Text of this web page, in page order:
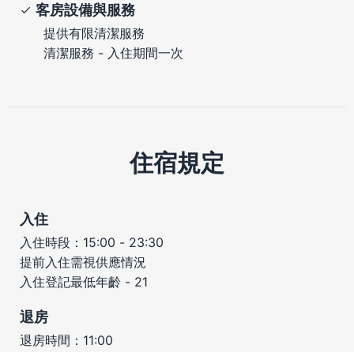
客房設備與服務
提供有限清潔服務
清潔服務 - 入住期間一次
住宿規定
入住
入住時段：15:00 - 23:30
提前入住需視供應情況
入住登記最低年齡 - 21
退房
退房時間：11:00